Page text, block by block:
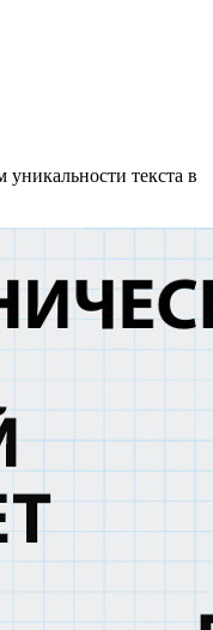
уникальности текста в